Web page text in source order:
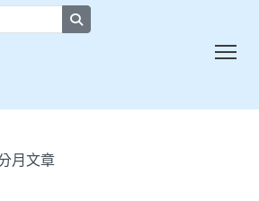
月文章